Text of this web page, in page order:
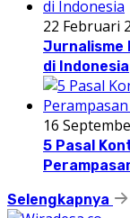
22 Februari
Jurnalisme
di Indonesia
16
5 Pasal
Selengkapnya